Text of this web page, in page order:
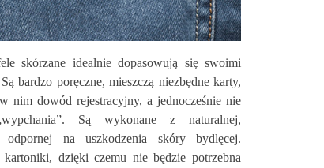
skórzane idealnie dopasowują się swoimi
bardzo poręczne, mieszczą niezbędne karty,
nim dowód rejestracyjny, a jednocześnie nie
Są wykonane z naturalnej,
na uszkodzenia skóry bydlęcej.
dzięki czemu nie będzie potrzebna